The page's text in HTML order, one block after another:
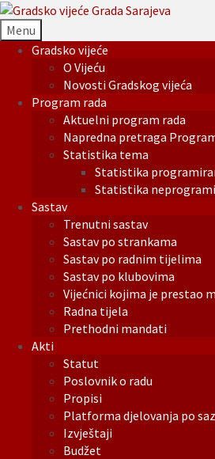
Menu
Gradsko vijeće
O Vijeću
Novosti Gradskog vijeća
Program rada
Aktuelni program rada
Napredna pretraga
Statistika tema
Statistika
Statistika
Sastav
Trenutni sastav
Sastav po strankama
Sastav po radnim tijelima
Sastav po klubovima
Vijećnici kojima je prestao
Radna tijela
Prethodni mandati
Akti
Statut
Poslovnik o radu
Propisi
Platforma djelovanja po
Izvještaji
Budžet